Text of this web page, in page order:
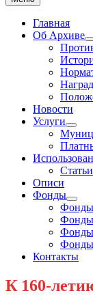
Главная
Об Архиве
Новости
Услуги
Show
sub
menu
Описи
Фонды
Show
sub
menu
Фонды
Фонды
Фонды
Фонды
Контакты
К 160-